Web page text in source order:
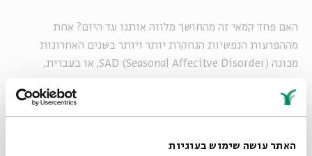
האתר עושה שימוש בעוגיות
האם פחד קמאי זה מהחושך מלווה אותנו עד היום? אחת
מההפרעות הנפשיות הנחקרת יותר ויותר בשנים האחרונות
מכונה (SAD (Seasonal Affecitve Disorder, או בעברית,
בתקופות החורף, וזה כלה בדרך כלל עם בוא האביב. הסיבות
לתופעה קשורות במיעוט שעות האור ובעוצמתו בעונות הקרות,